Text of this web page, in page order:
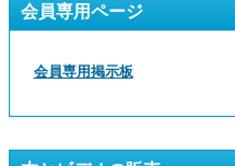
会員専用ページ
会員専用掲示板